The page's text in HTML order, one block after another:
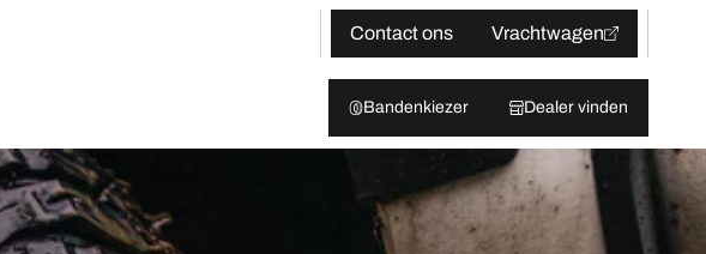
Contact ons
Vrachtwagen
Bandenkiezer Dealer vinden